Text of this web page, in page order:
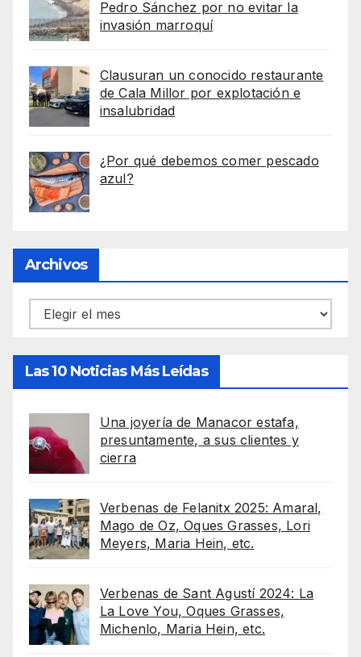
Pedro Sánchez por no evitar la
invasión marroquí
Clausuran un conocido restaurante
de Cala Millor por explotación e
insalubridad
¿Por qué debemos comer pescado
azul?
Archivos
Archivos
Las 10 Noticias Más Leídas
Una joyería de Manacor estafa,
presuntamente, a sus clientes y
cierra
Verbenas de Felanitx 2025: Amaral,
Mago de Oz, Oques Grasses, Lori
Meyers, Maria Hein, etc.
Verbenas de Sant Agustí 2024: La
La Love You, Oques Grasses,
Michenlo, Maria Hein, etc.